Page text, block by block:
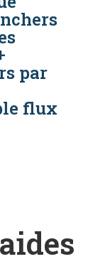
par
flux